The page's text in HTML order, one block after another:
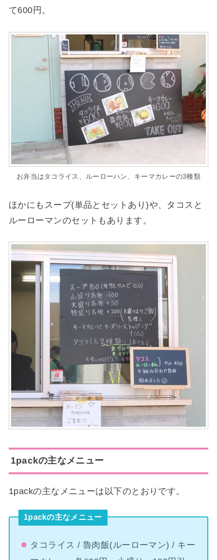
て600円。
お弁当はタコライス、ルーローハン、キーマカレーの3種類
ほかにもスープ(単品とセットあり)や、タコスと
ルーローマンのセットもあります。
1packの主なメニュー
1packの主なメニューは以下のとおりです。
1packの主なメニュー
タコライス / 魯肉飯(ルーローマン) / キー